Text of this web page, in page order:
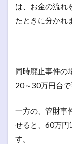
は、お金の流れ
たときに分かれ
同時廃止事件の
20～30万円台で
一方の、管財事
せると、60万円
す。